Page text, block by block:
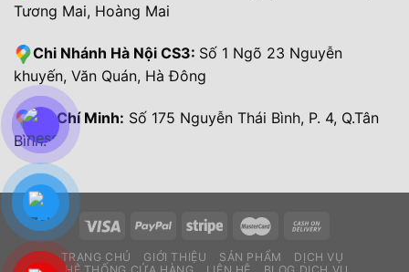
Tương Mai, Hoàng Mai
Chi Nhánh Hà Nội CS3: Số 1 Ngõ 23 Nguyễn
khuyến, Văn Quán, Hà Đông
Hồ Chí Minh: Số 175 Nguyễn Thái Bình, P. 4, Q.Tân
Bình.
TRANG CHỦ GIỚI THIỆU SẢN PHẨM
DỊCH VỤ